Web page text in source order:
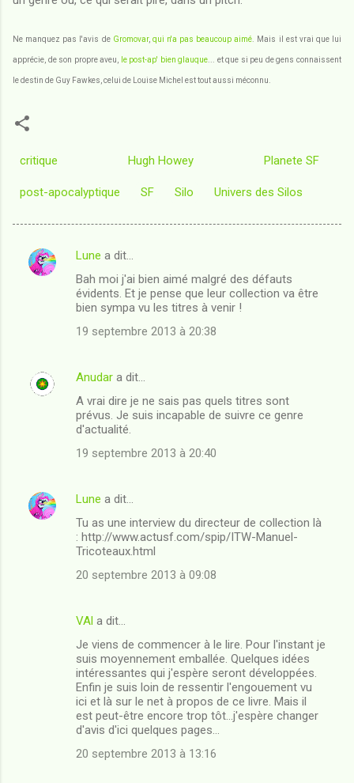
Ne manquez pas l'avis de Gromovar, qui n'a pas beaucoup aimé . Mais il est vrai que lui
apprécie, de son propre aveu, le post-ap' bien glauque ... et que si peu de gens connaissent
le destin de Guy Fawkes, celui de Louise Michel est tout aussi méconnu.
critique Hugh Howey Planete SF
post-apocalyptique SF Silo Univers des Silos
C
n
s
Lune a dit…
Bah moi j'ai bien aimé malgré des défauts
évidents. Et je pense que leur collection va être
bien sympa vu les titres à venir !
19 septembre 2013 à 20:38
Anudar a dit…
A vrai dire je ne sais pas quels titres sont
prévus. Je suis incapable de suivre ce genre
d'actualité.
19 septembre 2013 à 20:40
Lune a dit…
Tu as une interview du directeur de collection là
: http://www.actusf.com/spip/ITW-Manuel-
Tricoteaux.html
20 septembre 2013 à 09:08
VAl a dit…
Je viens de commencer à le lire. Pour l'instant je
suis moyennement emballée. Quelques idées
intéressantes qui j'espère seront développées.
Enfin je suis loin de ressentir l'engouement vu
ici et là sur le net à propos de ce livre. Mais il
est peut-être encore trop tôt...j'espère changer
d'avis d'ici quelques pages...
20 septembre 2013 à 13:16